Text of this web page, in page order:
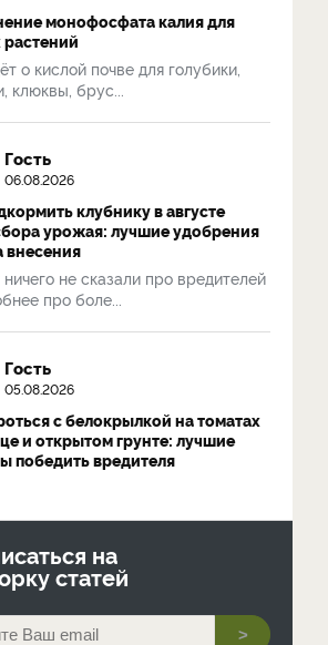
монофосфата калия для
о кислой почве для голубики,
клюквы, брус...
Гость
06.08.2026
клубнику в августе
урожая: лучшие удобрения
внесения
не сказали про вредителей
про боле...
Гость
05.08.2026
с белокрылкой на томатах
и открытом грунте: лучшие
победить вредителя
на
статей
>